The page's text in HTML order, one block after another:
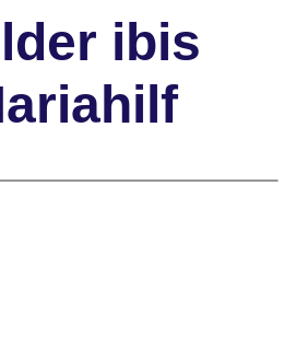
ibis